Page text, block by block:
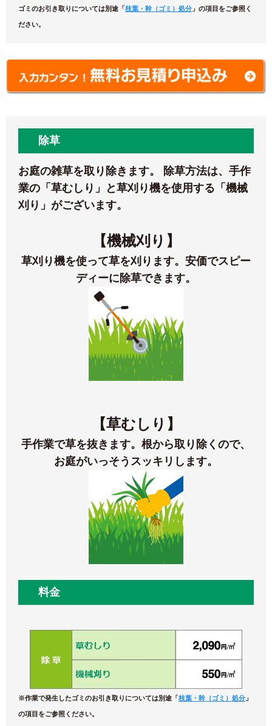
ゴミのお引き取りについては別途「枝葉・幹（ゴミ）処分 」の項目をご参照く
ださい。
除草
お庭の雑草を取り除きます。 除草方法は、手作
業の「草むしり」と草刈り機を使用する「機械
刈り」がございます。
【機械刈り】
草刈り機を使って草を刈ります。安価でスピー
ディーに除草できます。
【草むしり】
手作業で草を抜きます。根から取り除くので、
お庭がいっそうスッキリします。
料金
※作業で発生したゴミのお引き取りについては別途「枝葉・幹（ゴミ）処分 」
の項目をご参照ください。